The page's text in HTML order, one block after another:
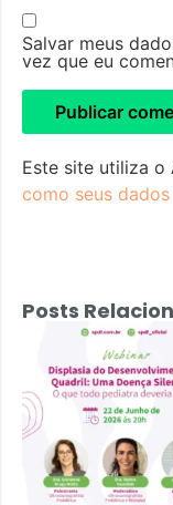
Salvar meus
vez que eu
Este site utiliza o
como seus
Posts